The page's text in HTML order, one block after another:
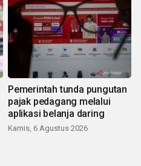
Pemerintah tunda pungutan
pajak pedagang melalui
aplikasi belanja daring
Kamis, 6 Agustus 2026